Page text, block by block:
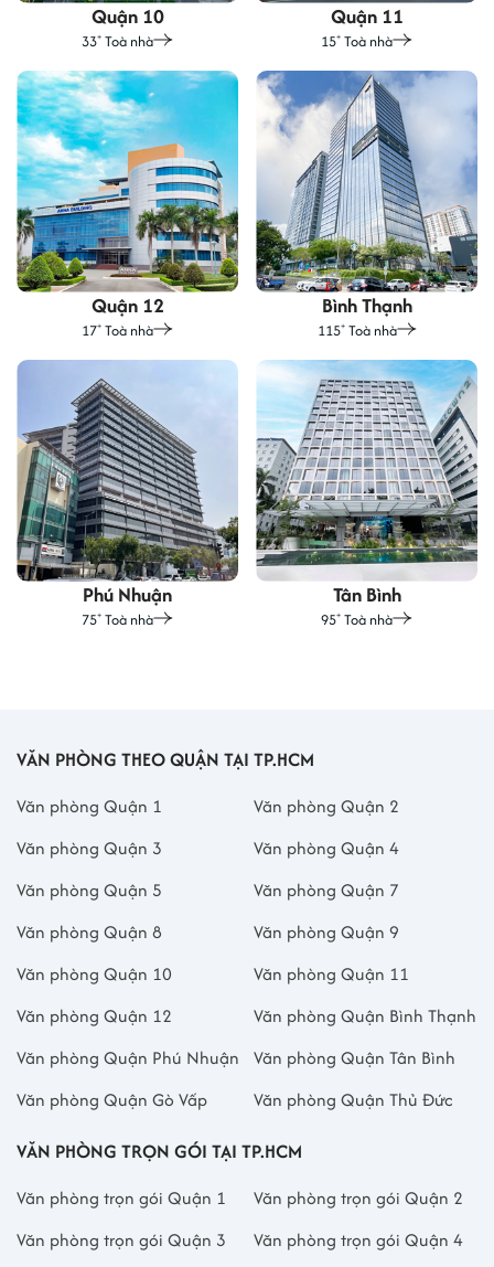
Quận 10
33+ Toà nhà
Quận 11
15+ Toà nhà
Quận 12
17+ Toà nhà
Bình Thạnh
115+Toà nhà
Phú Nhuận
75+ Toà nhà
Tân Bình
95+ Toà nhà
VĂN PHÒNG THEO QUẬN TẠI TP.HCM
Văn phòng Quận 1
Văn phòng Quận 2
Văn phòng Quận 3
Văn phòng Quận 4
Văn phòng Quận 5
Văn phòng Quận 7
Văn phòng Quận 8
Văn phòng Quận 9
Văn phòng Quận 10
Văn phòng Quận 11
Văn phòng Quận 12
Văn phòng Quận Bình Thạnh
Văn phòng Quận Phú Nhuận
Văn phòng Quận Tân Bình
Văn phòng Quận Gò Vấp
Văn phòng Quận Thủ Đức
VĂN PHÒNG TRỌN GÓI TẠI TP.HCM
Văn phòng trọn gói Quận 1
Văn phòng trọn gói Quận 2
Văn phòng trọn gói Quận 3
Văn phòng trọn gói Quận 4